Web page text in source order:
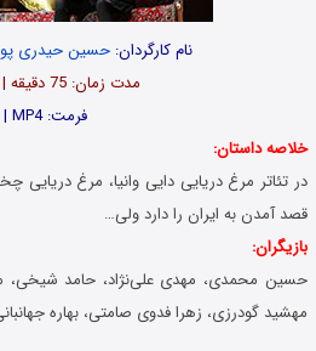
نام کارگردان: حسین حیدری
مدت زمان: 75 دقیقه | نوع فیلم: تئاتر | مخاطب: خانواده | کیفیت: BluRay
فرمت: MP4 | محصول ایران | تهیه‌کننده: ساغر ‌لطفی ‌نژاد
خلاصه داستان:
در تئاتر مرغ دریایی دایی وانیا، مرغ
قصد آمدن به ایران را دارد ولی…
بازیگران:
حسین محمدی، مهدی ‌علی‌نژاد، حامد ‌شیخی،
مهشید ‌گودرزی، زهرا ‌فدوی ‌صامتی، بهاره